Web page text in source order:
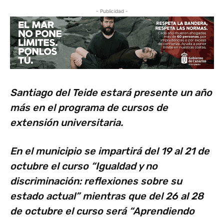
- Publicidad -
Santiago del Teide estará presente un año
más en el programa de cursos de
extensión universitaria.
En el municipio se impartirá del 19 al 21 de
octubre el curso “Igualdad y no
discriminación: reflexiones sobre su
estado actual” mientras que del 26 al 28
de octubre el curso será “Aprendiendo